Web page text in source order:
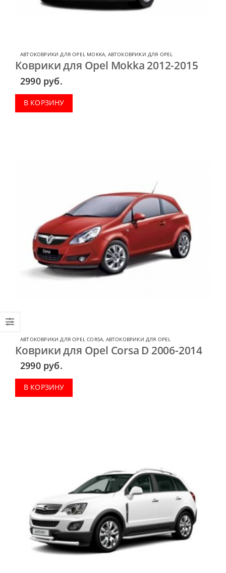
АВТОКОВРИКИ ДЛЯ OPEL MOKKA, АВТОКОВРИКИ ДЛЯ OPEL
Коврики для Opel Mokka 2012-2015
2990 руб.
В КОРЗИНУ
АВТОКОВРИКИ ДЛЯ OPEL CORSA АВТОКОВРИКИ ДЛЯ OPEL
Коврики для Opel Corsa D 2006-2014
2990 руб.
В КОРЗИНУ